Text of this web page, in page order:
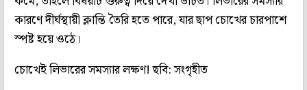
কারণে দীর্ঘস্থায়ী ক্লান্তি তৈরি হতে পারে, যার ছাপ চোখের চারপাশে
স্পষ্ট হয়ে ওঠে।
চোখেই লিভারের সমস্যার লক্ষণ! ছবি: সংগৃহীত